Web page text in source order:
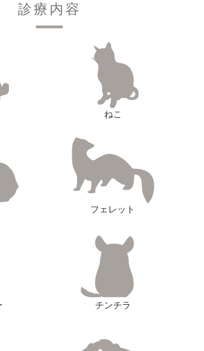
診療内容
ねこ
フェレット
チンチラ